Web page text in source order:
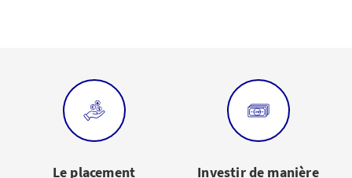
Le placement
Investir de manière